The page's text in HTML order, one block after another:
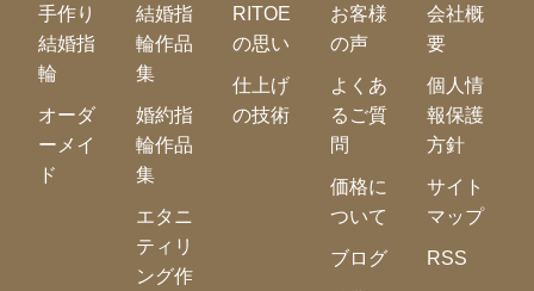
手作り
結婚指
輪
オーダ
ーメイ
ド
結婚指
輪作品
集
婚約指
輪作品
集
エタニ
ティリ
ング作
RITOE
の思い
仕上げ
の技術
お客様
の声
よくあ
るご質
問
価格に
ついて
ブログ
会社概
要
個人情
報保護
方針
サイト
マップ
RSS